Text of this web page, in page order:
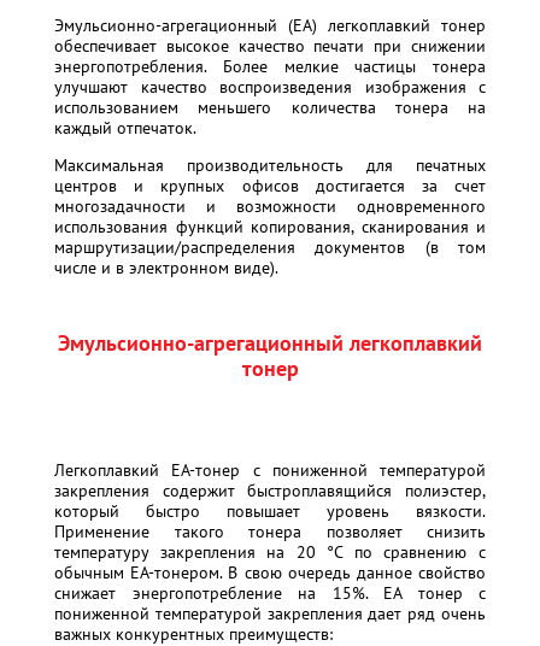
Эмульсионно-агрегационный (EA) легкоплавкий тонер
обеспечивает высокое качество печати при снижении
энергопотребления. Более мелкие частицы тонера
улучшают качество воспроизведения изображения с
использованием меньшего количества тонера на
каждый отпечаток.
Максимальная производительность для печатных
центров и крупных офисов достигается за счет
многозадачности и возможности одновременного
использования функций копирования, сканирования и
маршрутизации/распределения документов (в том
числе и в электронном виде).
Эмульсионно-агрегационный легкоплавкий
тонер
Легкоплавкий EA-тонер с пониженной температурой
закрепления содержит быстроплавящийся полиэстер,
который быстро повышает уровень вязкости.
Применение такого тонера позволяет снизить
температуру закрепления на 20 °С по сравнению с
обычным EA-тонером. В свою очередь данное свойство
снижает энергопотребление на 15%. EA тонер с
пониженной температурой закрепления дает ряд очень
важных конкурентных преимуществ: